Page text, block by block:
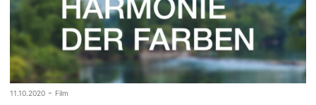
11.10.2020 - Film